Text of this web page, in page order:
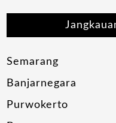
Semarang
Banjarnegara
Purwokerto